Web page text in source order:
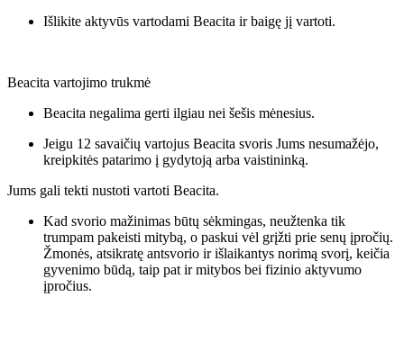
Išlikite aktyvūs vartodami Beacita ir baigę jį vartoti.
Beacita vartojimo trukmė
Beacita negalima gerti ilgiau nei šešis mėnesius.
Jeigu 12 savaičių vartojus Beacita svoris Jums nesumažėjo,
kreipkitės patarimo į gydytoją arba vaistininką.
Jums gali tekti nustoti vartoti Beacita.
Kad svorio mažinimas būtų sėkmingas, neužtenka tik
trumpam pakeisti mitybą, o paskui vėl grįžti prie senų įpročių.
Žmonės, atsikratę antsvorio ir išlaikantys norimą svorį, keičia
gyvenimo būdą, taip pat ir mitybos bei fizinio aktyvumo
įpročius.